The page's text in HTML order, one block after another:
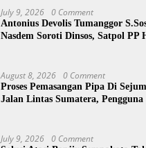
July 9, 2026 0 Comment
Antonius Devolis Tumanggor
Nasdem Soroti Dinsos, Satpol PP
August 8, 2026 0 Comment
Proses Pemasangan Pipa Di
Jalan Lintas Sumatera, Pengguna
July 9, 2026 0 Comment